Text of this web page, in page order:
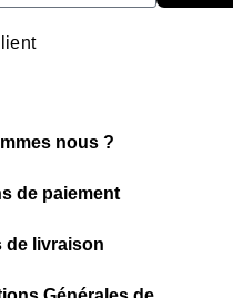
nous ?
de paiement
de livraison